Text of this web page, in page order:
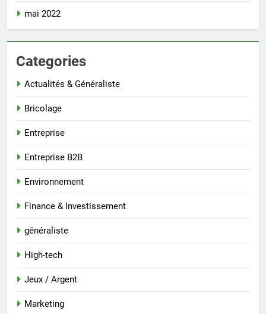
mai 2022
Categories
Actualités & Généraliste
Bricolage
Entreprise
Entreprise B2B
Environnement
Finance & Investissement
généraliste
High-tech
Jeux / Argent
Marketing